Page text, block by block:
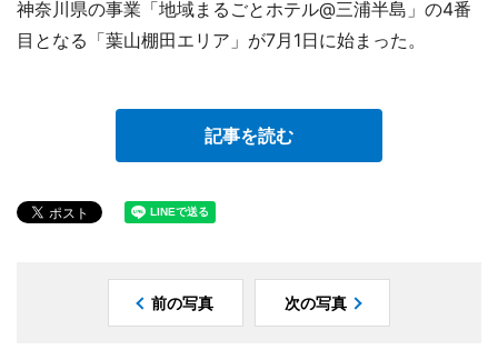
神奈川県の事業「地域まるごとホテル@三浦半島」の4番
目となる「葉山棚田エリア」が7月1日に始まった。
記事を読む
前の写真 次の写真